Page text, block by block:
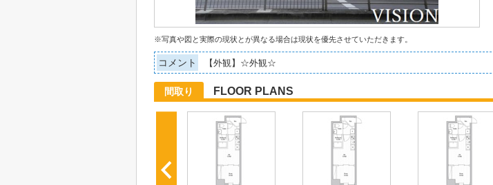
※写真や図と実際の現状とが異なる場合は現状を優先させていただきます。
コメント 【外観】☆外観☆
間取り FLOOR PLANS